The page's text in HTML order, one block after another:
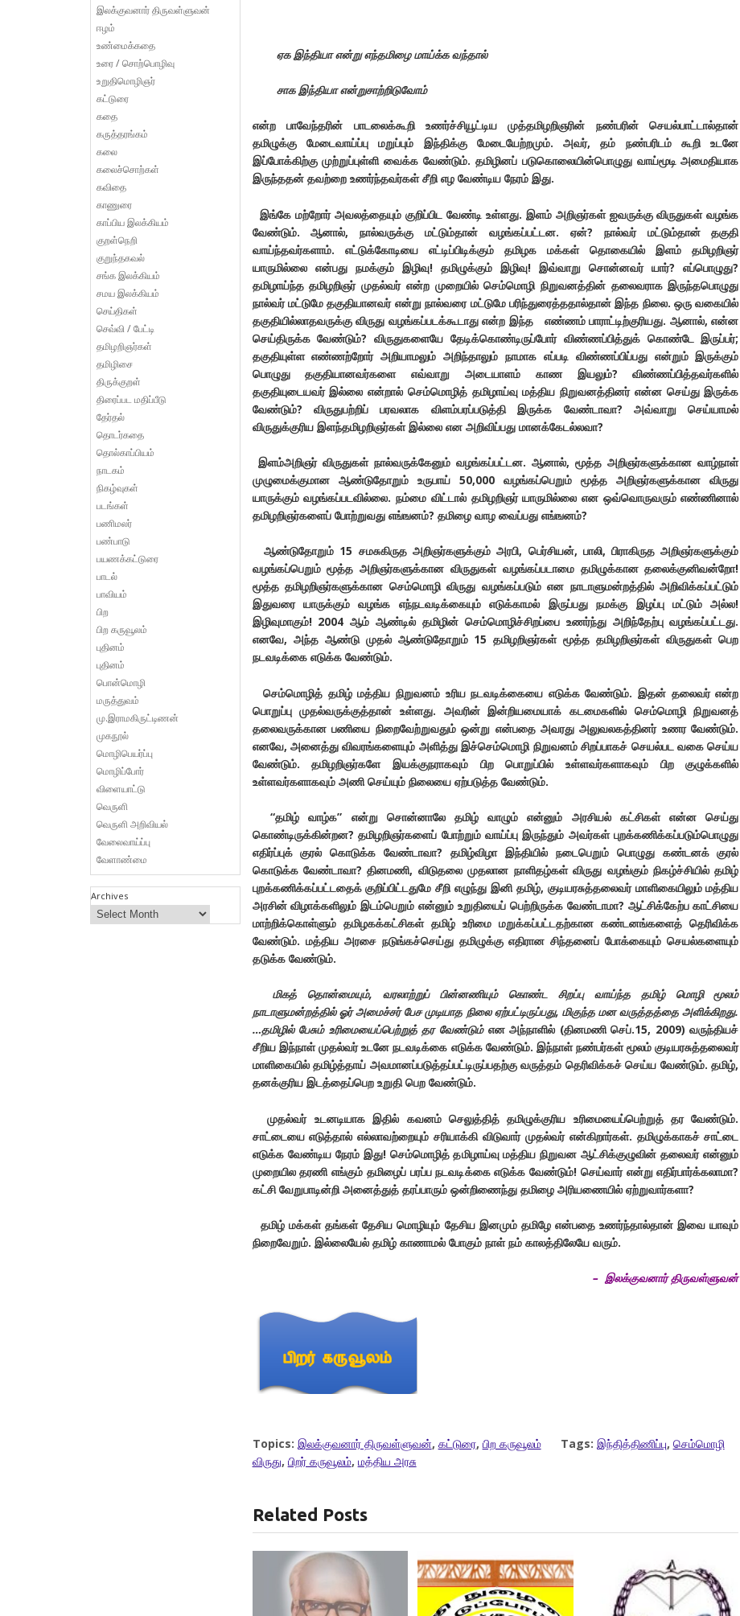
ஏக இந்தியா என்று எந்தமிழை மாய்க்க வந்தால்
சாக இந்தியா என்றுசாற்றிடுவோம்
என்ற பாவேந்தரின் பாடலைக்கூறி உணர்ச்சியூட்டிய முத்தமிழறிஞரின் நண்பரின் செயல்பாட்டால்தான்
தமிழுக்கு மேடைவாய்ப்பு மறுப்பும் இந்திக்கு மேடையேற்றமும். அவர், தம் நண்பரிடம் கூறி உடனே
இப்போக்கிற்கு முற்றுப்புள்ளி வைக்க வேண்டும். தமிழினப் படுகொலையின்பொழுது வாய்மூடி அமைதியாக
இருந்ததன் தவற்றை உணர்ந்தவர்கள் சீறி எழ வேண்டிய நேரம் இது.
இங்கே மற்றோர் அவலத்தையும் குறிப்பிட வேண்டி உள்ளது. இளம் அறிஞர்கள் ஐவருக்கு விருதுகள் வழங்க
வேண்டும். ஆனால், நால்வருக்கு மட்டும்தான் வழங்கப்பட்டன. ஏன்? நால்வர் மட்டும்தான் தகுதி
வாய்ந்தவர்களாம். எட்டுக்கோடியை எட்டிப்பிடிக்கும் தமிழக மக்கள் தொகையில் இளம் தமிழறிஞர்
யாருமில்லை என்பது நமக்கும் இழிவு! தமிழுக்கும் இழிவு! இவ்வாறு சொன்னவர் யார்? எப்பொழுது?
தமிழாய்ந்த தமிழறிஞர் முதல்வர் என்ற முறையில் செம்மொழி நிறுவனத்தின் தலைவராக இருந்தபொழுது
நால்வர் மட்டுமே தகுதியானவர் என்று நால்வரை மட்டுமே பரிந்துரைத்ததால்தான் இந்த நிலை. ஒரு வகையில்
தகுதியில்லாதவருக்கு விருது வழங்கப்படக்கூடாது என்ற இந்த எண்ணம் பாராட்டிற்குரியது. ஆனால், என்ன
செய்திருக்க வேண்டும்? விருதுகளையே தேடிக்கொண்டிருப்போர் விண்ணப்பித்துக் கொண்டே இருப்பர்;
தகுதியுள்ள எண்ணற்றோர் அறியாமலும் அறிந்தாலும் நாமாக எப்படி விண்ணப்பிப்பது என்றும் இருக்கும்
பொழுது தகுதியானவர்களை எவ்வாறு அடையாளம் காண இயலும்? விண்ணப்பித்தவர்களில்
தகுதியுடையவர் இல்லை என்றால் செம்மொழித் தமிழாய்வு மத்திய நிறுவனத்தினர் என்ன செய்து இருக்க
வேண்டும்? விருதுபற்றிப் பரவலாக விளம்பரப்படுத்தி இருக்க வேண்டாவா? அவ்வாறு செய்யாமல்
விருதுக்குரிய இளந்தமிழறிஞர்கள் இல்லை என அறிவிப்பது மானக்கேடல்லவா?
இளம்அறிஞர் விருதுகள் நால்வருக்கேனும் வழங்கப்பட்டன. ஆனால், மூத்த அறிஞர்களுக்கான வாழ்நாள்
முழுமைக்குமான ஆண்டுதோறும் உருபாய் 50,000 வழங்கப்பெறும் மூத்த அறிஞர்களுக்கான விருது
யாருக்கும் வழங்கப்படவில்லை. நம்மை விட்டால் தமிழறிஞர் யாருமில்லை என ஒவ்வொருவரும் எண்ணினால்
தமிழறிஞர்களைப் போற்றுவது எங்ஙனம்? தமிழை வாழ வைப்பது எங்ஙனம்?
ஆண்டுதோறும் 15 சமசுகிருத அறிஞர்களுக்கும் அரபி, பெர்சியன், பாலி, பிராகிருத அறிஞர்களுக்கும்
வழங்கப்பெறும் மூத்த அறிஞர்களுக்கான விருதுகள் வழங்கப்படாமை தமிழுக்கான தலைக்குனிவன்றோ!
மூத்த தமிழறிஞர்களுக்கான செம்மொழி விருது வழங்கப்படும் என நாடாளுமன்றத்தில் அறிவிக்கப்பட்டும்
இதுவரை யாருக்கும் வழங்க எந்நடவடிக்கையும் எடுக்காமல் இருப்பது நமக்கு இழப்பு மட்டும் அல்ல!
இழிவுமாகும்! 2004 ஆம் ஆண்டில் தமிழின் செம்மொழிச்சிறப்பை உணர்ந்து அறிந்தேற்பு வழங்கப்பட்டது.
எனவே, அந்த ஆண்டு முதல் ஆண்டுதோறும் 15 தமிழறிஞர்கள் மூத்த தமிழறிஞர்கள் விருதுகள் பெற
நடவடிக்கை எடுக்க வேண்டும்.
செம்மொழித் தமிழ் மத்திய நிறுவனம் உரிய நடவடிக்கையை எடுக்க வேண்டும். இதன் தலைவர் என்ற
பொறுப்பு முதல்வருக்குத்தான் உள்ளது. அவரின் இன்றியமையாக் கடமைகளில் செம்மொழி நிறுவனத்
தலைவருக்கான பணியை நிறைவேற்றுவதும் ஒன்று என்பதை அவரது அலுவலகத்தினர் உணர வேண்டும்.
எனவே, அனைத்து விவரங்களையும் அளித்து இச்செம்மொழி நிறுவனம் சிறப்பாகச் செயல்பட வகை செய்ய
வேண்டும். தமிழறிஞர்களே இயக்குநராகவும் பிற பொறுப்பில் உள்ளவர்களாகவும் பிற குழுக்களில்
உள்ளவர்களாகவும் அணி செய்யும் நிலையை ஏற்படுத்த வேண்டும்.
“தமிழ் வாழ்க” என்று சொன்னாலே தமிழ் வாழும் என்னும் அரசியல் கட்சிகள் என்ன செய்து
கொண்டிருக்கின்றன? தமிழறிஞர்களைப் போற்றும் வாய்ப்பு இருந்தும் அவர்கள் புறக்கணிக்கப்படும்பொழுது
எதிர்ப்புக் குரல் கொடுக்க வேண்டாவா? தமிழ்விழா இந்தியில் நடைபெறும் பொழுது கண்டனக் குரல்
கொடுக்க வேண்டாவா? தினமணி, விடுதலை முதலான நாளிதழ்கள் விருது வழங்கும் நிகழ்ச்சியில் தமிழ்
புறக்கணிக்கப்பட்டதைக் குறிப்பிட்டதுமே சீறி எழுந்து இனி தமிழ், குடியரசுத்தலைவர் மாளிகையிலும் மத்திய
அரசின் விழாக்களிலும் இடம்பெறும் என்னும் உறுதியைப் பெற்றிருக்க வேண்டாமா? ஆட்சிக்கேற்ப காட்சியை
மாற்றிக்கொள்ளும் தமிழகக்கட்சிகள் தமிழ் உரிமை மறுக்கப்பட்டதற்கான கண்டனங்களைத் தெரிவிக்க
வேண்டும். மத்திய அரசை நடுங்கச்செய்து தமிழுக்கு எதிரான சிந்தனைப் போக்கையும் செயல்களையும்
தடுக்க வேண்டும்.
மிகத் தொன்மையும்,வரலாற்றுப் பின்னணியும் கொண்ட சிறப்பு வாய்ந்த தமிழ் மொழி மூலம்
நாடாளுமன்றத்தில் ஓர் அமைச்சர் பேச முடியாத நிலை ஏற்பட்டிருப்பது, மிகுந்த மன வருத்தத்தை அளிக்கிறது.
…தமிழில் பேசும் உரிமையைப்பெற்றுத் தர வேண்டும்என அந்நாளில் (தினமணி செப்.15, 2009) வருந்தியச்
சீறிய இந்நாள் முதல்வர் உடனே நடவடிக்கை எடுக்க வேண்டும். இந்நாள் நண்பர்கள் மூலம் குடியரசுத்தலைவர்
மாளிகையில் தமிழ்த்தாய் அவமானப்படுத்தப்பட்டிருப்பதற்கு வருத்தம் தெரிவிக்கச் செய்ய வேண்டும். தமிழ்,
தனக்குரிய இடத்தைப்பெற உறுதி பெற வேண்டும்.
முதல்வர் உடனடியாக இதில் கவனம் செலுத்தித் தமிழுக்குரிய உரிமையைப்பெற்றுத் தர வேண்டும்.
சாட்டையை எடுத்தால் எல்லாவற்றையும் சரியாக்கி விடுவார் முதல்வர் என்கிறார்கள். தமிழுக்காகச் சாட்டை
எடுக்க வேண்டிய நேரம் இது! செம்மொழித் தமிழாய்வு மத்திய நிறுவன ஆட்சிக்குழுவின் தலைவர் என்னும்
முறையில தரணி எங்கும் தமிழைப் பரப்ப நடவடிக்கை எடுக்க வேண்டும்! செய்வார் என்று எதிர்பார்க்கலாமா?
கட்சி வேறுபாடின்றி அனைத்துத் தரப்பாரும் ஒன்றிணைந்து தமிழை அரியணையில் ஏற்றுவார்களா?
தமிழ் மக்கள் தங்கள் தேசிய மொழியும் தேசிய இனமும் தமிழே என்பதை உணர்ந்தால்தான் இவை யாவும்
நிறைவேறும். இல்லையேல் தமிழ் காணாமல் போகும் நாள் நம் காலத்திலேயே வரும்.
– இலக்குவனார் திருவள்ளுவன்
Topics: இலக்குவனார் திருவள்ளுவன், கட்டுரை, பிற கருவூலம் Tags: இந்தித்திணிப்பு, செம்மொழி
விருது, பிறர் கருவூலம், மத்திய அரசு
Related Posts
இலக்குவனார் திருவள்ளுவன்
ஈழம்
உண்மைக்கதை
உரை / சொற்பொழிவு
உறுதிமொழிஞர்
கட்டுரை
கதை
கருத்தரங்கம்
கலை
கலைச்சொற்கள்
கவிதை
காணுரை
காப்பிய இலக்கியம்
குறள்நெறி
குறுந்தகவல்
சங்க இலக்கியம்
சமய இலக்கியம்
செய்திகள்
செவ்வி / பேட்டி
தமிழறிஞர்கள்
தமிழிசை
திருக்குறள்
திரைப்பட மதிப்பீடு
தேர்தல்
தொடர்கதை
தொல்காப்பியம்
நாடகம்
நிகழ்வுகள்
படங்கள்
பணிமலர்
பண்பாடு
பயணக்கட்டுரை
பாடல்
பாவியம்
பிற
பிற கருவூலம்
புதினம்
புதினம்
பொன்மொழி
மருத்துவம்
மு.இராமகிருட்டிணன்
முகநூல்
மொழிபெயர்ப்பு
மொழிப்போர்
விளையாட்டு
வெருளி
வெருளி அறிவியல்
வேலைவாய்ப்பு
வேளாண்மை
Archives